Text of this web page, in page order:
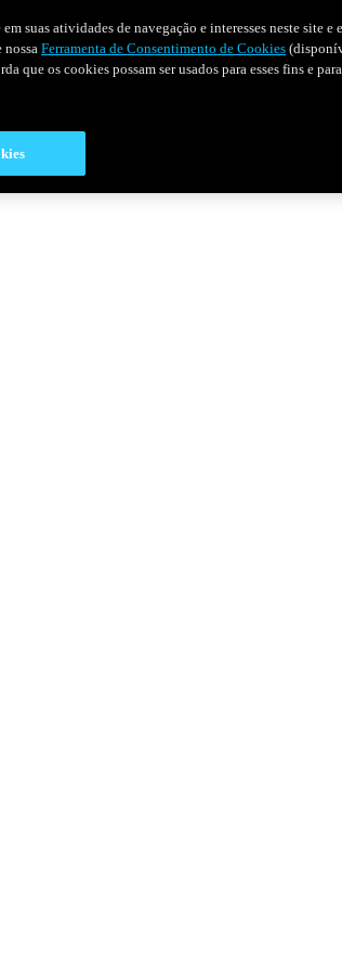
suas atividades de navegação e interesses neste site e
nossa Ferramenta de Consentimento de Cookies
que os cookies possam ser usados para esses fins e